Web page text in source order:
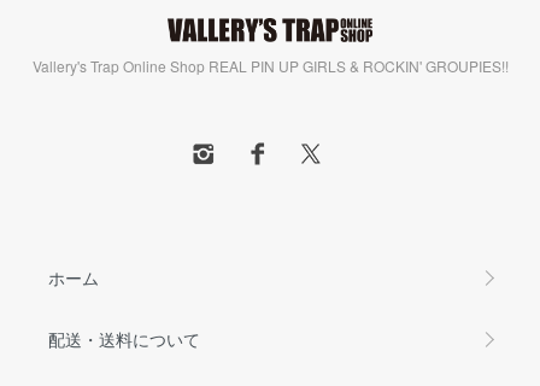
Vallery's Trap Online Shop REAL PIN UP GIRLS & ROCKIN' GROUPIES!!
ホーム
配送・送料について